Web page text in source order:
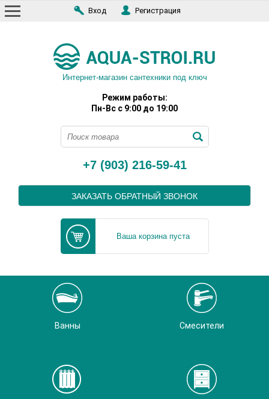
Вход Регистрация
Интернет-магазин сантехники под ключ
Режим работы:
Пн-Вс с 9:00 до 19:00
+7 (903) 216-59-41
ЗАКАЗАТЬ ОБРАТНЫЙ ЗВОНОК
Ваша корзина пуста
Ванны Смесители